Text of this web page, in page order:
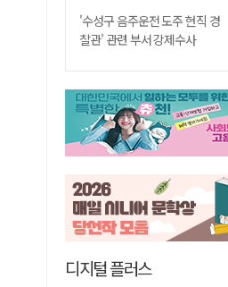
'수성구 음주운전 도주 현직 경
찰관' 관련 부서 강제수사
디지털 플러스